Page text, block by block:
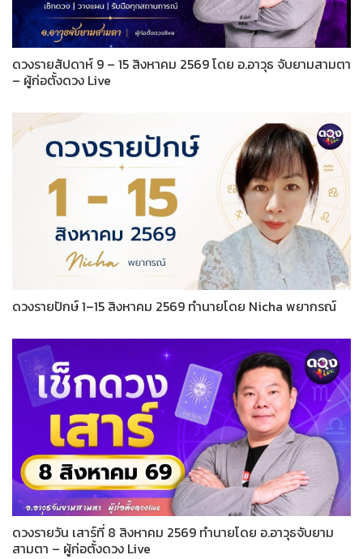
ดวงรายสัปดาห์ 9 – 15 สิงหาคม 2569 โดย อ.อาวุธ จับยามสามตา
– ผู้ก่อตั้งดวง Live
ดวงรายปักษ์ 1–15 สิงหาคม 2569 ทำนายโดย Nicha พยากรณ์
ดวงรายวัน เสาร์ที่ 8 สิงหาคม 2569 ทำนายโดย อ.อาวุธจับยาม
สามตา – ผู้ก่อตั้งดวง Live